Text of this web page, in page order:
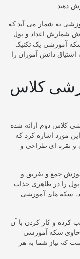
به شمار می آید که
شمارش اعداد و پول
آموزشی یک تکنیک
دانش آموزان را
کلاس
کلاس دوم ارائه شده
مورد اشاره کرد که
و نقره ای طراحی و
جمع و تفریق و
را در ظاهری جذاب
سکه های آموزشی
و کار کردن با آن
حاوی سکه آموزشی
که نیاز شما به هر